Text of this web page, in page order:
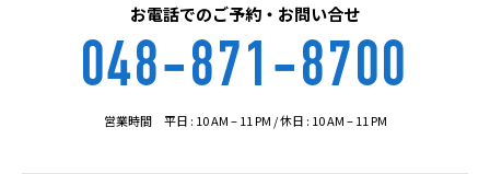
お電話でのご予約・お問い合せ
048-871-8700
営業時間 平日 : 10 AM – 11 PM / 休日 : 10 AM – 11 PM